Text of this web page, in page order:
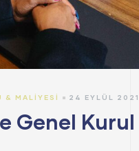
& MALIYESI 24 EYLÜL 2021
Kurul